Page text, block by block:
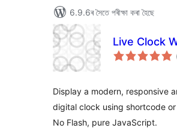
6.9.6ৰ সৈতে পৰীক্ষা কৰা হৈছে
Live Clock
Display a modern, responsive
digital clock using shortcode
No Flash, pure JavaScript.